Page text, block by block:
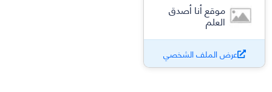
موقع أنا أصدق
العلم
عرض الملف الشخصي